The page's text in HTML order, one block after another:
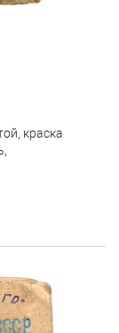
краска